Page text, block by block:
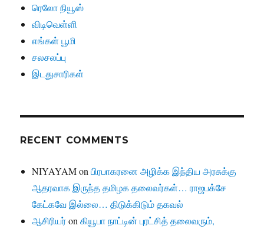
ரெலோ நியூஸ்
விடிவெள்ளி
எங்கள் பூமி
சலசலப்பு
இடதுசாரிகள்
RECENT COMMENTS
NIYAYAMonபிரபாகரனை அழிக்க இந்திய அரசுக்கு
ஆதரவாக இருந்த தமிழக தலைவர்கள்… ராஜபக்சே
கேட்கவே இல்லை… திடுக்கிடும் தகவல்
ஆசிரியர்onகியூபா நாட்டின் புரட்சித் தலைவரும்,